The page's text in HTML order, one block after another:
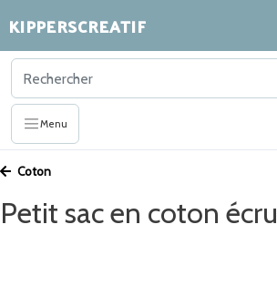
KIPPERSCREATIF
Menu
Coton
Petit sac en coton écru